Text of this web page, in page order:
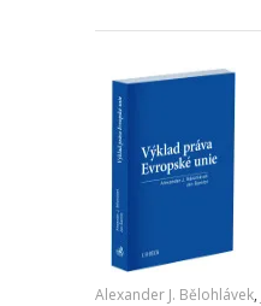
Alexander J. Bělohlávek,